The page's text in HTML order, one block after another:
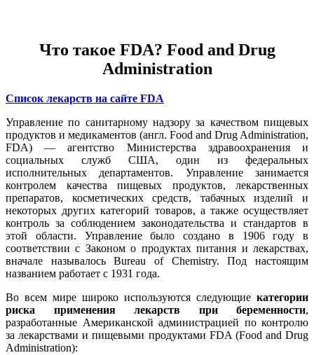
Что такое FDA? Food and Drug
Administration
Список лекарств на сайте FDA
Управление по санитарному надзору за качеством пищевых
продуктов и медикаментов (англ. Food and Drug Administration,
FDA) — агентство Министерства здравоохранения и
социальных служб США, один из федеральных
исполнительных департаментов. Управление занимается
контролем качества пищевых продуктов, лекарственных
препаратов, косметических средств, табачных изделий и
некоторых других категорий товаров, а также осуществляет
контроль за соблюдением законодательства и стандартов в
этой области. Управление было создано в 1906 году в
соответствии с Законом о продуктах питания и лекарствах,
вначале называлось Bureau of Chemistry. Под настоящим
названием работает с 1931 года.
Во всем мире широко используются следующие категории
риска применения лекарств при беременности,
разработанные Американской администрацией по контролю
за лекарствами и пищевыми продуктами FDA (Food and Drug
Administration):